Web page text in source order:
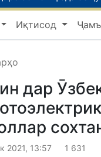
Иқтисод
дар
2021, 13:57 1 631